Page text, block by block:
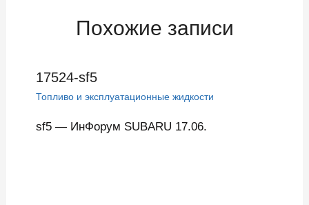
Похожие записи
17524-sf5
Топливо и эксплуатационные жидкости
sf5 — ИнФорум SUBARU 17.06.